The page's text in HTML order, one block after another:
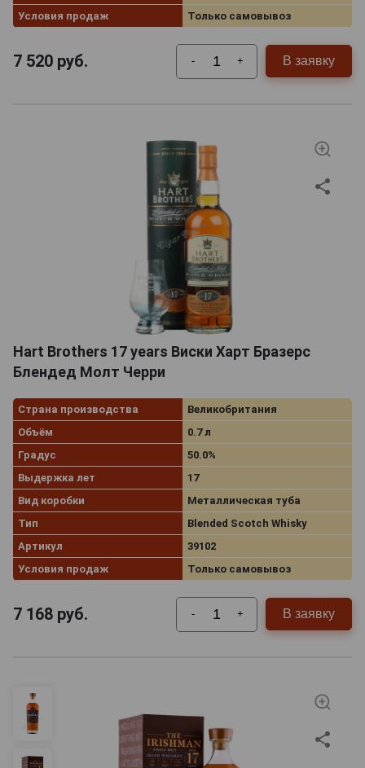
Условия продаж
Только самовывоз
7 520 руб. - + В заявку
Hart Brothers 17 years Виски Харт Бразерс
Блендед Молт Черри
Страна производства
Великобритания
Объём
0.7 л
Градус
50.0%
Выдержка лет
17
Вид коробки
Металлическая туба
Тип
Blended Scotch Whisky
Артикул
39102
Условия продаж
Только самовывоз
7 168 руб. - + В заявку